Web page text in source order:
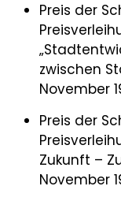
Preis der
zwischen
November
Preis der
Zukunft –
November